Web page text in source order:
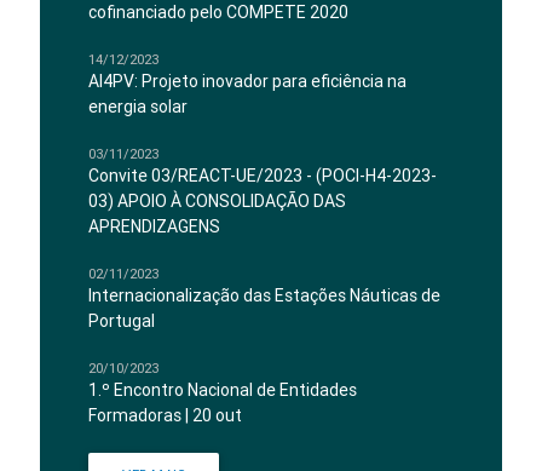
cofinanciado pelo COMPETE 2020
14/12/2023
AI4PV: Projeto inovador para eficiência na
energia solar
03/11/2023
Convite 03/REACT-UE/2023 - (POCI-H4-2023-
03) APOIO À CONSOLIDAÇÃO DAS
APRENDIZAGENS
02/11/2023
Internacionalização das Estações Náuticas de
Portugal
20/10/2023
1.º Encontro Nacional de Entidades
Formadoras | 20 out